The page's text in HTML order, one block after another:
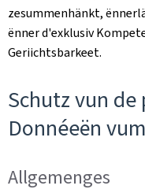
zesummenhänkt,
ënner d'exklusiv
Geriichtsbarkeet.
Schutz vun
Donnéeën
Allgemenges